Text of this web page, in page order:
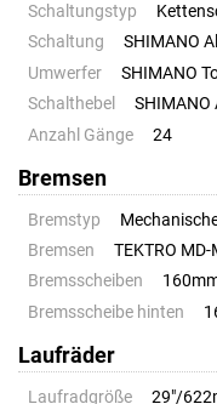
Schaltungstyp
Schaltung
SHIMANO
Umwerfer
SHIMANO
Schalthebel
SHIMANO
Anzahl Gänge
24
Bremsen
Bremstyp
Bremsen
TEKTRO
Bremsscheiben
Bremsscheibe hinten
Laufräder
Laufradgröße
29"/